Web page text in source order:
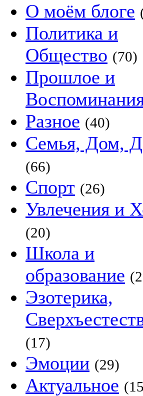
О моём блоге
Политика и
Общество (70)
Прошлое и
Разное (40)
Семья, Дом,
(66)
Спорт (26)
Увлечения и
(20)
Школа и
образование
Эзотерика,
(17)
Эмоции (29)
Актуальное